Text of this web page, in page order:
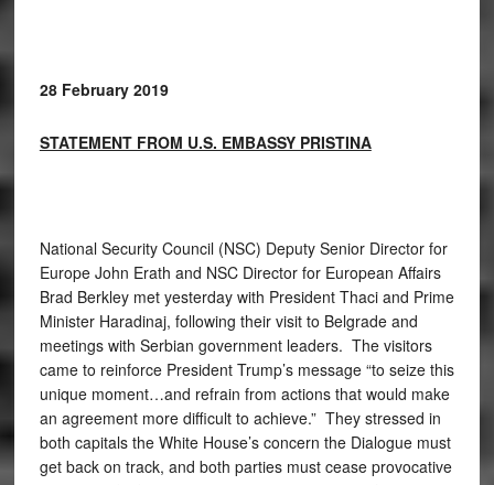
28 February 2019
STATEMENT FROM U.S. EMBASSY PRISTINA
National Security Council (NSC) Deputy Senior Director for
Europe John Erath and NSC Director for European Affairs
Brad Berkley met yesterday with President Thaci and Prime
Minister Haradinaj, following their visit to Belgrade and
meetings with Serbian government leaders. The visitors
came to reinforce President Trump’s message “to seize this
unique moment…and refrain from actions that would make
an agreement more difficult to achieve.” They stressed in
both capitals the White House’s concern the Dialogue must
get back on track, and both parties must cease provocative